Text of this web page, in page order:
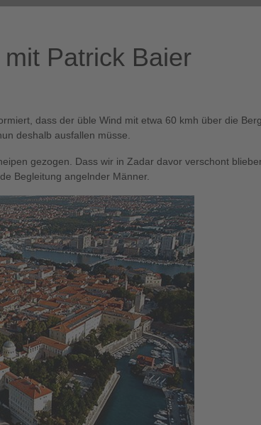
Patrick Baier
dass der üble Wind mit etwa 60 kmh über die
deshalb ausfallen müsse.
gezogen. Dass wir in Zadar davor verschont
Begleitung angelnder Männer.